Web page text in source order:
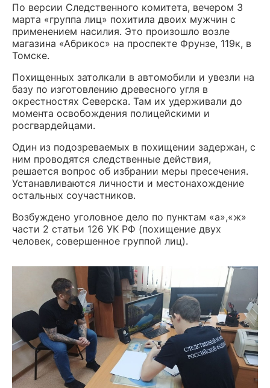
По версии Следственного комитета, вечером 3
марта «группа лиц» похитила двоих мужчин с
применением насилия. Это произошло возле
магазина «Абрикос» на проспекте Фрунзе, 119к, в
Томске.
Похищенных затолкали в автомобили и увезли на
базу по изготовлению древесного угля в
окрестностях Северска. Там их удерживали до
момента освобождения полицейскими и
росгвардейцами.
Один из подозреваемых в похищении задержан, с
ним проводятся следственные действия,
решается вопрос об избрании меры пресечения.
Устанавливаются личности и местонахождение
остальных соучастников.
Возбуждено уголовное дело по пунктам «а»,«ж»
части 2 статьи 126 УК РФ (похищение двух
человек, совершенное группой лиц).